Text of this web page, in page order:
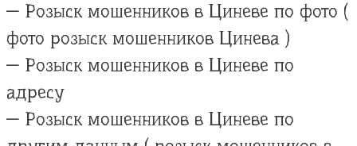
— Розыск мошенников в Циневе по фото (
фото розыск мошенников Цинева )
— Розыск мошенников в Циневе по
адресу
— Розыск мошенников в Циневе по